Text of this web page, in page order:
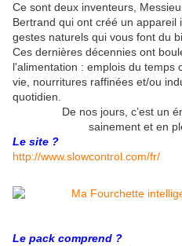
Ce sont deux inventeurs,
Bertrand qui ont créé un
gestes naturels qui vous font du
Ces dernières décennies ont
l'alimentation : emplois du temps
vie, nourritures raffinées et/ou
quotidien.
De nos jours, c’est un
sainement et en
Le site ?
http://www.slowcontrol.com/fr/
Le pack comprend ?